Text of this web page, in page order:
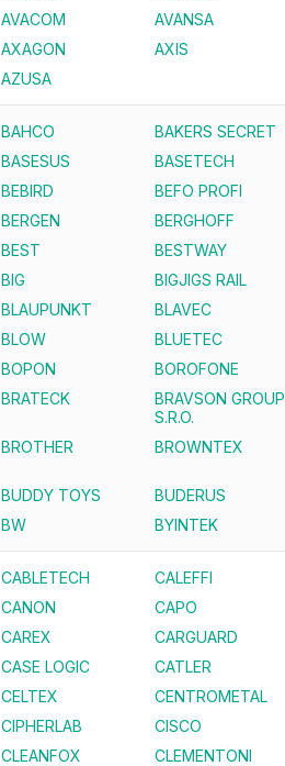
AVACOM AVANSA
AXAGON AXIS
AZUSA
BAHCO BAKERS SECRET
BASESUS BASETECH
BEBIRD BEFO PROFI
BERGEN BERGHOFF
BEST BESTWAY
BIG BIGJIGS RAIL
BLAUPUNKT BLAVEC
BLOW BLUETEC
BOPON BOROFONE
BRATECK
BRAVSON GROUP
S.R.O.
BROTHER BROWNTEX
BUDDY TOYS BUDERUS
BW BYINTEK
CABLETECH CALEFFI
CANON CAPO
CAREX CARGUARD
CASE LOGIC CATLER
CELTEX CENTROMETAL
CIPHERLAB CISCO
CLEANFOX CLEMENTONI